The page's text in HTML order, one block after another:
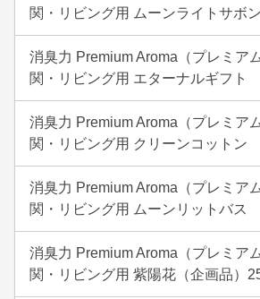
関・リビング用 ムーンライトサボン
消臭力 Premium Aroma（プレミア
関・リビング用 エターナルギフト
消臭力 Premium Aroma（プレミア
関・リビング用 クリーンコットン
消臭力 Premium Aroma（プレミア
関・リビング用 ムーンリットバス
消臭力 Premium Aroma（プレミア
関・リビング用 紫陽花（企画品）